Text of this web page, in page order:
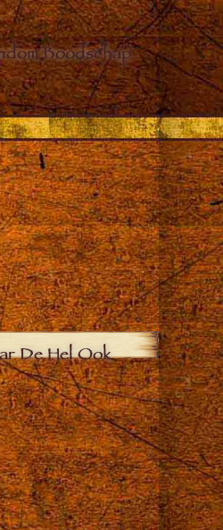
Boodschap
De Hel Ook